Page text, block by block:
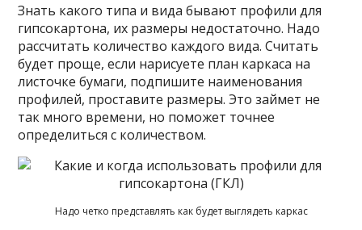
Знать какого типа и вида бывают профили для
гипсокартона, их размеры недостаточно. Надо
рассчитать количество каждого вида. Считать
будет проще, если нарисуете план каркаса на
листочке бумаги, подпишите наименования
профилей, проставите размеры. Это займет не
так много времени, но поможет точнее
определиться с количеством.
Надо четко представлять как будет выглядеть каркас